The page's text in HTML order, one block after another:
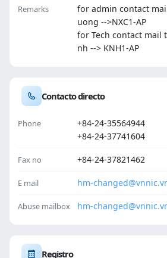
Remarks
for admin contact
uong -->NXC1-AP
for Tech contact mail
nh --> KNH1-AP
Contacto directo
Phone
+84-24-35564944
+84-24-37741604
Fax no +84-24-37821462
E mail hm-
Abuse mailbox hm-
Registro